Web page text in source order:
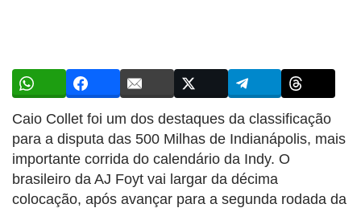
Caio Collet foi um dos destaques da classificação
para a disputa das 500 Milhas de Indianápolis, mais
importante corrida do calendário da Indy. O
brasileiro da AJ Foyt vai largar da décima
colocação, após avançar para a segunda rodada da